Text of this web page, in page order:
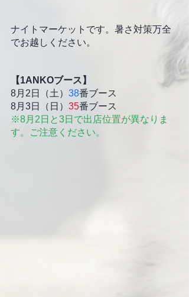
ナイトマーケットです。暑さ対策万全
でお越しください。
【1ANKOブース】
8月2日（土） 38番ブース
8月3日（日） 35番ブース
※8月2日と3日で出店位置が異なりま
す。ご注意ください。